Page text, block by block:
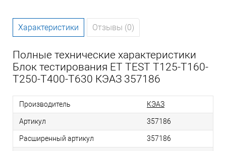
Характеристики Отзывы (0)
Полные технические характеристики
Блок тестирования ET TEST T125-T160-
T250-T400-T630 КЭАЗ 357186
Производитель КЭАЗ
Артикул 357186
Расширенный артикул 357186